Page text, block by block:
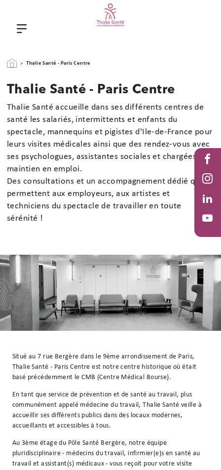
Fil d'Ariane
Thalie Santé - Paris Centre
Thalie Santé - Paris Centre
Thalie Santé accueille dans ses différents centres de
santé les salariés, intermittents et enfants du
spectacle, mannequins et pigistes d'Ile-de-France pour
leurs visites médicales ainsi que des rendez-vous avec
ses psychologues, assistantes sociales et chargées de
maintien en emploi.
Des consultations et un accompagnement dédié qui
permettent aux employeurs, aux artistes et
techniciens du spectacle de travailler en toute
sérénité !
Situé au 7 rue Bergère dans le 9ème arrondissement de Paris,
Thalie Santé - Paris Centre est notre centre historique où était
basé précédemment le CMB (Centre Médical Bourse).
En tant que service de prévention et de santé au travail, plus
communément appelé médecine du travail, Thalie Santé veille à
accueillir ses différents publics dans des locaux modernes,
accueillants et accessibles à tous.
Au 3ème étage du Pôle Santé Bergère, notre équipe
pluridisciplinaire - médecins du travail, infirmier(e)s en santé au
travail et assistant(s) médicaux - vous reçoit pour votre visite
in